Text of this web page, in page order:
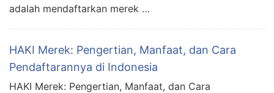
adalah mendaftarkan merek …
HAKI Merek: Pengertian, Manfaat, dan Cara
Pendaftarannya di Indonesia
HAKI Merek: Pengertian, Manfaat, dan Cara